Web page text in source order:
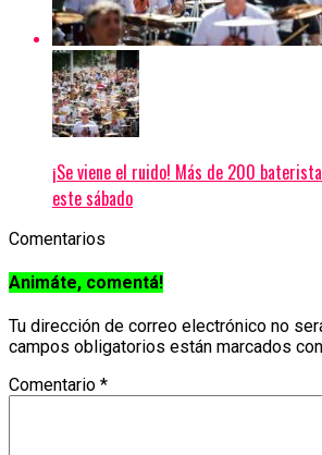
¡Se viene el ruido! Más de 200
este sábado
Comentarios
Animáte, comentá!
Tu dirección de correo electrónico no
campos obligatorios están marcados con
Comentario *